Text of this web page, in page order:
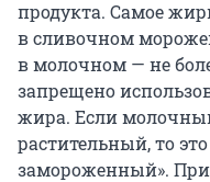
продукта. Самое
в сливочном
в молочном — не
запрещено
жира. Если
растительный, то
замороженный». При